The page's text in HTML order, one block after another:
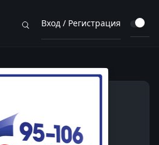
Вход / Регистрация